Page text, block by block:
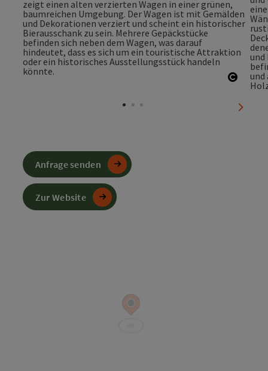
Anfrage senden
Zur Website